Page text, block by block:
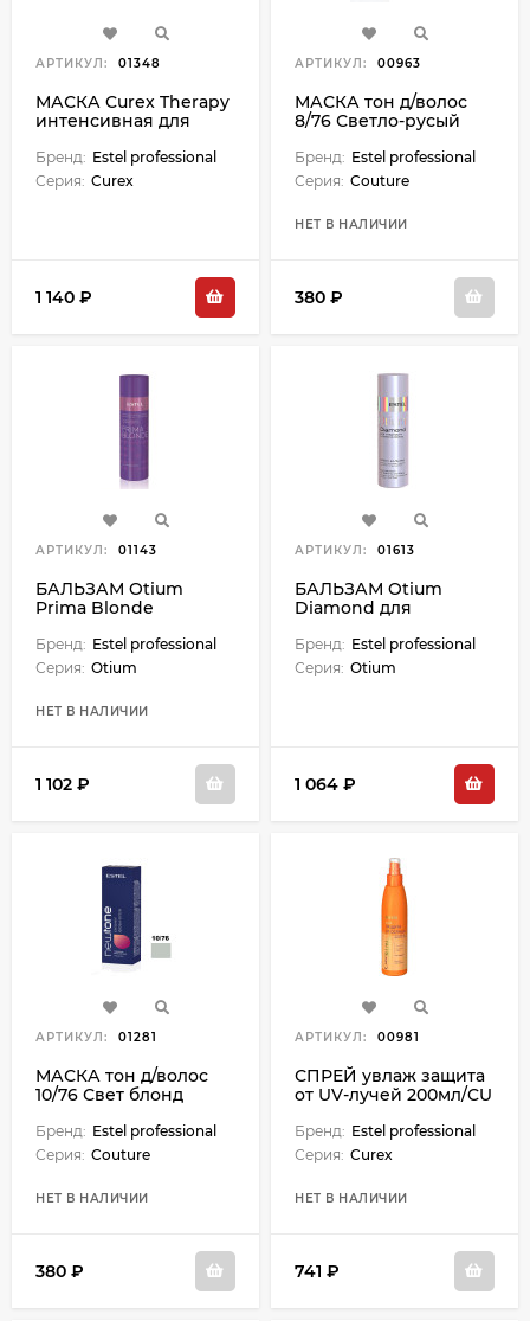
АРТИКУЛ: 01348
МАСКА Curex Therapy
интенсивная для
- 500 мл
Бренд: Estel professional
Серия: Curex
1 140 ₽
АРТИКУЛ: 00963
МАСКА тон д/волос
8/76 Светло-русый
мл
Бренд: Estel professional
Серия: Couture
НЕТ В НАЛИЧИИ
380 ₽
АРТИКУЛ: 01143
БАЛЬЗАМ Otium
Prima Blonde
холодных оттенков
блонд - 200 мл
Бренд: Estel professional
Серия: Otium
НЕТ В НАЛИЧИИ
1 102 ₽
АРТИКУЛ: 01613
БАЛЬЗАМ Otium
Diamond для
200 мл
Бренд: Estel professional
Серия: Otium
1 064 ₽
АРТИКУЛ: 01281
МАСКА тон д/волос
10/76 Свет блонд
мл
Бренд: Estel professional
Серия: Couture
НЕТ В НАЛИЧИИ
380 ₽
АРТИКУЛ: 00981
СПРЕЙ увлаж защита
от UV-лучей 200мл/CU
Бренд: Estel professional
Серия: Curex
НЕТ В НАЛИЧИИ
741 ₽